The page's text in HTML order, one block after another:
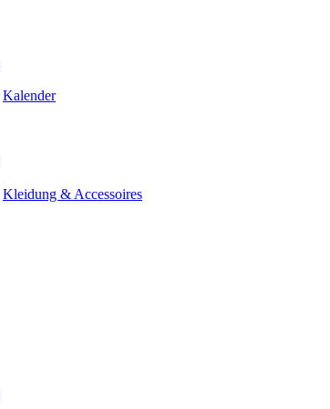
Kalender
Kleidung & Accessoires